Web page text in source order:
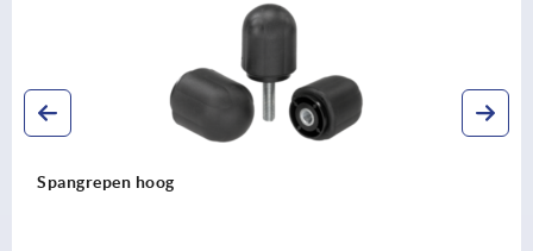
Spangrepen hoog